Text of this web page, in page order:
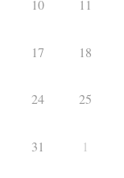
10 11
17 18
24 25
31 1